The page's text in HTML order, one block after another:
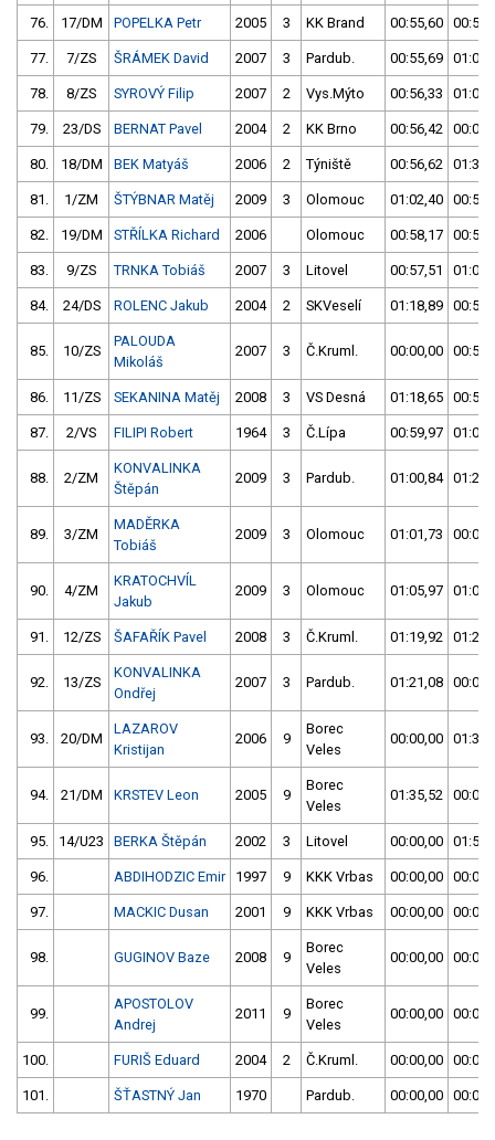
76. 17/DM POPELKA Petr 2005 3 KK Brand 00:55,60
77. 7/ZS ŠRÁMEK David 2007 3 Pardub. 00:55,69
78. 8/ZS SYROVÝ Filip 2007 2 Vys.Mýto 00:56,33
79. 23/DS BERNAT Pavel 2004 2 KK Brno 00:56,42
80. 18/DM BEK Matyáš 2006 2 Týniště 00:56,62
81. 1/ZM ŠTÝBNAR Matěj 2009 3 Olomouc 01:02,40
82. 19/DM STŘÍLKA Richard 2006 Olomouc 00:58,17
83. 9/ZS TRNKA Tobiáš 2007 3 Litovel 00:57,51
84. 24/DS ROLENC Jakub 2004 2 SKVeselí 01:18,89
85. 10/ZS
PALOUDA
Mikoláš
2007 3 Č.Kruml. 00:00,00
86. 11/ZS SEKANINA Matěj 2008 3 VS Desná 01:18,65
87. 2/VS FILIPI Robert 1964 3 Č.Lípa 00:59,97
88. 2/ZM
KONVALINKA
Štěpán
2009 3 Pardub. 01:00,84
89. 3/ZM
MADĚRKA
Tobiáš
2009 3 Olomouc 01:01,73
90. 4/ZM
KRATOCHVÍL
Jakub
2009 3 Olomouc 01:05,97
91. 12/ZS ŠAFAŘÍK Pavel 2008 3 Č.Kruml. 01:19,92
92. 13/ZS
KONVALINKA
Ondřej
2007 3 Pardub. 01:21,08
93. 20/DM
LAZAROV
Kristijan
2006 9
Borec
Veles
00:00,00
94. 21/DM KRSTEV Leon 2005 9
Borec
Veles
01:35,52
95. 14/U23 BERKA Štěpán 2002 3 Litovel 00:00,00
96. ABDIHODZIC Emir 1997 9 KKK Vrbas 00:00,00
97. MACKIC Dusan 2001 9 KKK Vrbas 00:00,00
98. GUGINOV Baze 2008 9
Borec
Veles
00:00,00
99.
APOSTOLOV
Andrej
2011 9
Borec
Veles
00:00,00
100. FURIŠ Eduard 2004 2 Č.Kruml. 00:00,00
101. ŠŤASTNÝ Jan 1970 Pardub. 00:00,00